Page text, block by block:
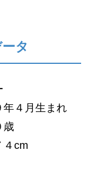
タ
年４月生まれ
歳
４cm